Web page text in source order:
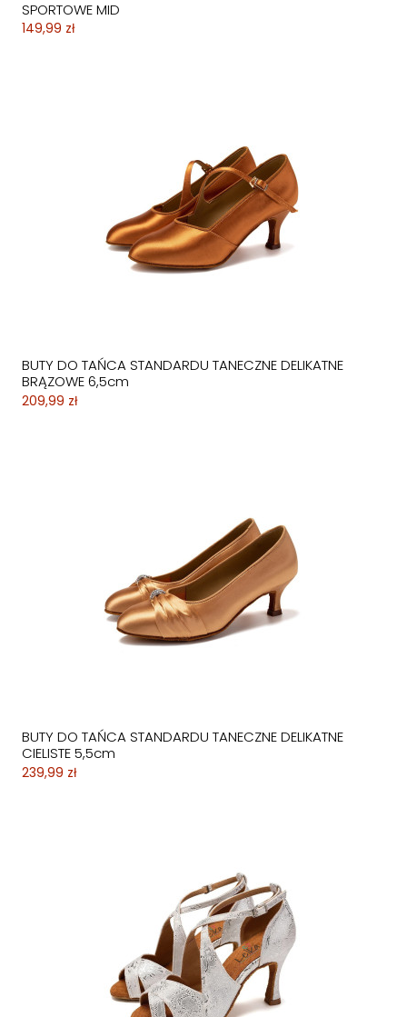
SPORTOWE MID
149,99 zł
BUTY DO TAŃCA STANDARDU TANECZNE DELIKATNE
BRĄZOWE 6,5cm
209,99 zł
BUTY DO TAŃCA STANDARDU TANECZNE DELIKATNE
CIELISTE 5,5cm
239,99 zł